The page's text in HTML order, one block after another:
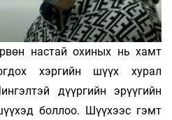
настай охиных нь хамт
хэргийн шүүх хурал
дүүргийн эрүүгийн
боллоо. Шүүхээс гэмт